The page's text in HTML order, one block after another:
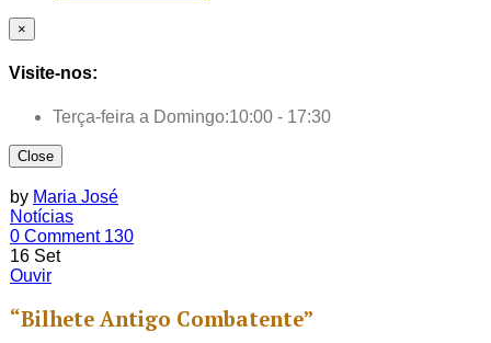
×
Visite-nos:
Terça-feira a Domingo:10:00 - 17:30
Close
by Maria José
Notícias
0 Comment 130
16 Set
Ouvir
“Bilhete Antigo Combatente”